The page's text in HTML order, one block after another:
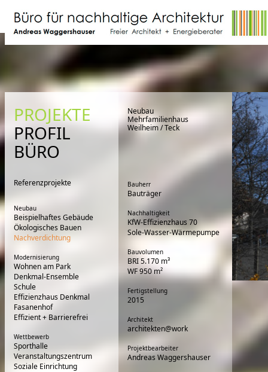
PROJEKTE
PROFIL
BÜRO
Referenzprojekte
Neubau
Beispielhaftes Gebäude
Ökologisches Bauen
Nachverdichtung
Modernisierung
Wohnen am Park
Denkmal-Ensemble
Schule
Effizienzhaus Denkmal
Fasanenhof
Effizient + Barrierefrei
Wettbewerb
Sporthalle
Veranstaltungszentrum
Soziale Einrichtung
Neubau
Mehrfamilienhaus
Weilheim / Teck
Bauherr
Bauträger
Nachhaltigkeit
KfW-Effizienzhaus 70
Sole-Wasser-Wärmepumpe
Bauvolumen
BRI 5.170 m³
WF 950 m²
Fertigstellung
2015
Architekt
architekten@work
Projektbearbeiter
Andreas Waggershauser